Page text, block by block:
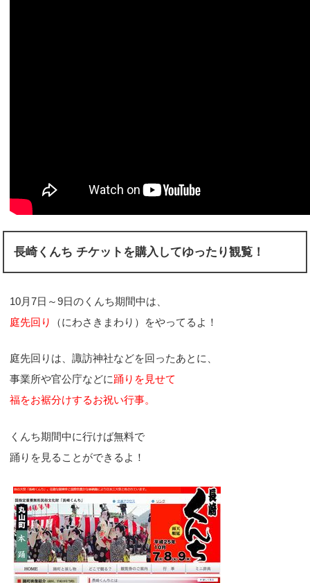
長崎くんち チケットを購入してゆったり観覧！
10月7日～9日のくんち期間中は、
庭先回り
（にわさきまわり）をやってるよ！
庭先回りは、諏訪神社などを回ったあとに、
事業所や官公庁などに踊りを見せて
福をお裾分けするお祝い行事。
くんち期間中に行けば無料で
踊りを見ることができるよ！